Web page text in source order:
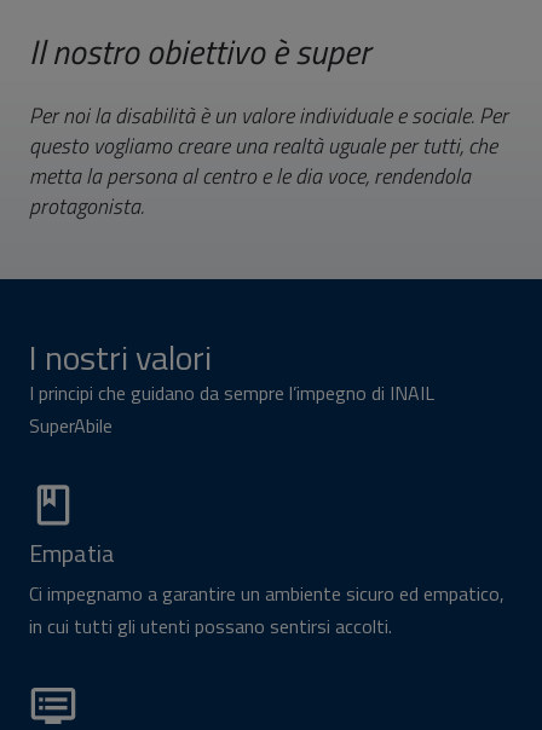
Il nostro obiettivo è super
Per noi la disabilità è un valore individuale e sociale. Per
questo vogliamo creare una realtà uguale per tutti, che
metta la persona al centro e le dia voce, rendendola
protagonista.
I nostri valori
I principi che guidano da sempre l’impegno di INAIL
SuperAbile
Empatia
Ci impegnamo a garantire un ambiente sicuro ed empatico,
in cui tutti gli utenti possano sentirsi accolti.